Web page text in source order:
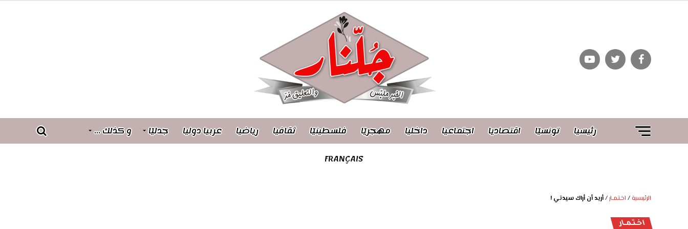
رئيسيا تونسيّا اقتصاديا اجتماعيا داخليا مهجريّا فلسطينيّا ثقافيا رياضيا عربيا دوليا جدليّا
و كذلك …
FRANÇAIS
الرئيسية / اخـتـمــار/أريد أن أراك سيدتي !
اخـتـمــار